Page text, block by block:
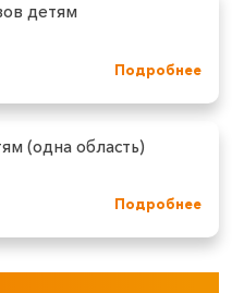
детям
Подробнее
(одна область)
Подробнее